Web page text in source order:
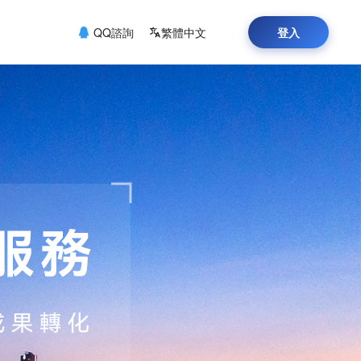
QQ諮詢 繁體中文 登入